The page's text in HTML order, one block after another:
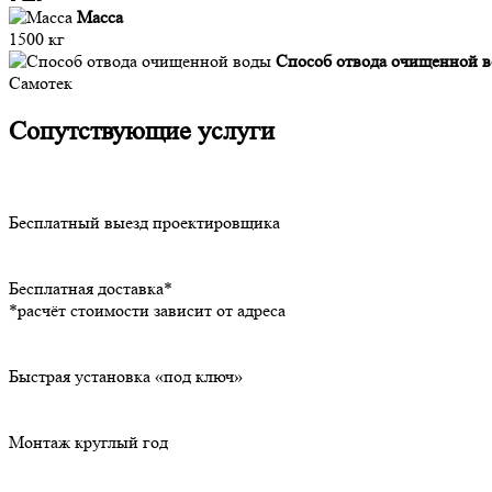
Масса
1500 кг
Способ отвода очищенной
Самотек
Сопутствующие услуги
Бесплатный выезд проектировщика
Бесплатная доставка*
*расчёт стоимости зависит от адреса
Быстрая установка «под ключ»
Монтаж круглый год